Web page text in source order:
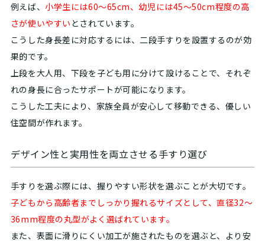
例えば、 小学生には60〜65cm、幼児には45〜50cm程度の高
さが使いやすい とされています。
こうした身長差に対応するには、二段手すりを設置するのが効
果的です。
上段を大人用、下段を子ども用に分けて設けることで、それぞ
れの身長に合ったサポートが可能になります。
こうした工夫により、家族全員が安心して移動できる、優しい
住空間が作れます。
デザイン性と実用性を両立させる手すり選び
手すりを選ぶ際には、握りやすい形状を選ぶことが大切です。
子どもから高齢者までしっかり握れるサイズとして、直径32〜
36mm程度の丸型がよく選ばれています。
また、表面に滑りにくい加工が施されたものを選ぶと、より安